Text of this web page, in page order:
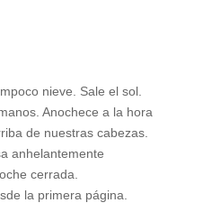
nieve. Sale el sol.
Anochece a la hora
de nuestras cabezas.
anhelantemente
cerrada.
la primera página.